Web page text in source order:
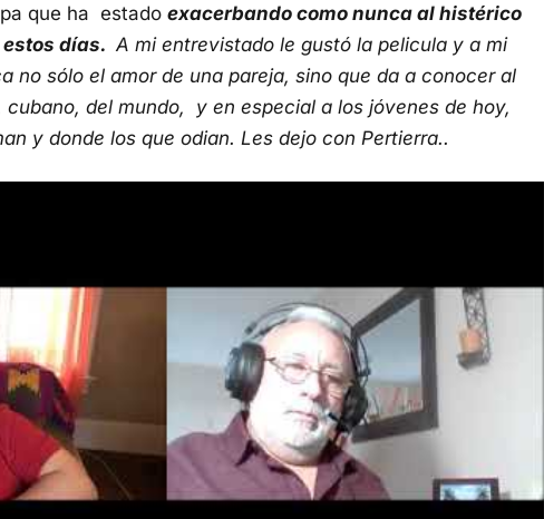
que ha estado exacerbando como nunca al histérico
días. A mi entrevistado le gustó la pelicula y a mi
no sólo el amor de una pareja, sino que da a conocer al
del mundo, y en especial a los jóvenes de hoy,
y donde los que odian. Les dejo con Pertierra..